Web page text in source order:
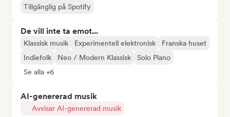
Tillgänglig på Spotify
De vill inte ta emot...
Klassisk musik Experimentell elektronisk
Franska huset
Indiefolk
Neo / Modern Klassisk
Solo Piano
Se alla +6
AI-genererad musik
Avvisar AI-genererad musik